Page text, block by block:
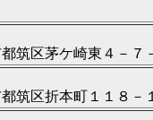
筑区茅ケ崎東４－７
筑区折本町１１８－１